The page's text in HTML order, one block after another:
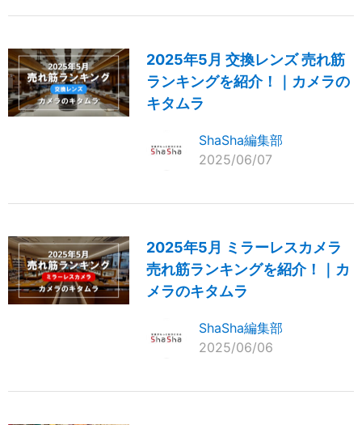
2025年5月 交換レンズ 売れ筋
ランキングを紹介！｜カメラの
キタムラ
ShaSha編集部
2025/06/07
2025年5月 ミラーレスカメラ
売れ筋ランキングを紹介！｜カ
メラのキタムラ
ShaSha編集部
2025/06/06